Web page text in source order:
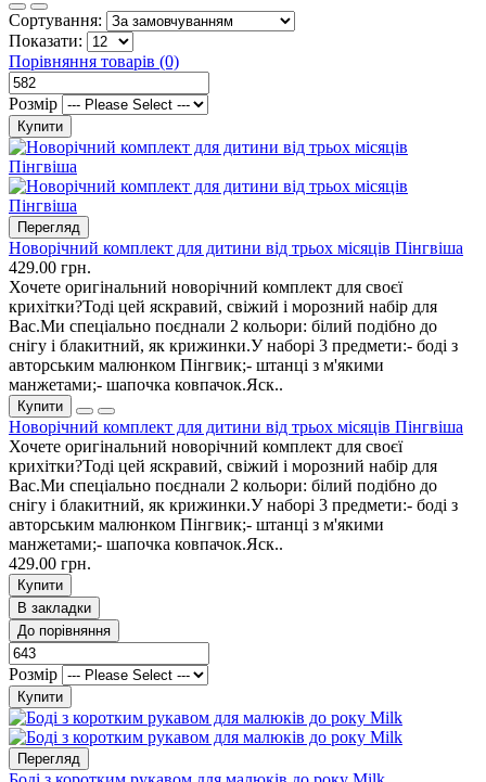
Сортування:
Показати:
Порівняння товарів (0)
Розмір
Купити
Перегляд
Новорічний комплект для дитини від трьох місяців Пінгвіша
429.00 грн.
Хочете оригінальний новорічний комплект для своєї
крихітки?Тоді цей яскравий, свіжий і морозний набір для
Вас.Ми спеціально поєднали 2 кольори: білий подібно до
снігу і блакитний, як крижинки.У наборі 3 предмети:- боді з
авторським малюнком Пінгвик;- штанці з м'якими
манжетами;- шапочка ковпачок.Яск..
Купити
Новорічний комплект для дитини від трьох місяців Пінгвіша
Хочете оригінальний новорічний комплект для своєї
крихітки?Тоді цей яскравий, свіжий і морозний набір для
Вас.Ми спеціально поєднали 2 кольори: білий подібно до
снігу і блакитний, як крижинки.У наборі 3 предмети:- боді з
авторським малюнком Пінгвик;- штанці з м'якими
манжетами;- шапочка ковпачок.Яск..
429.00 грн.
Купити
В закладки
До порівняння
Розмір
Купити
Перегляд